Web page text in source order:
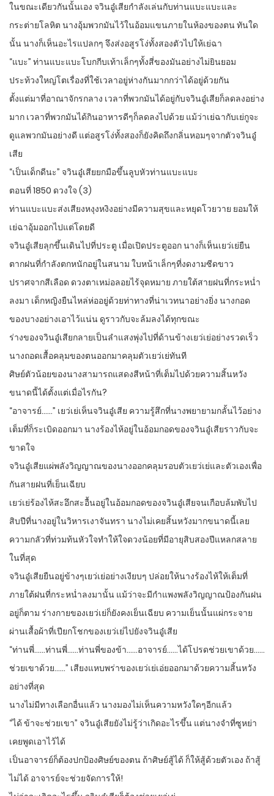
ในขณะเดียวกันนั้นเอง จวินอู๋เสียกำลังเล่นกับท่านแบะแบะและ
กระต่ายโลหิต นางอุ้มพวกมันไว้ในอ้อมแขนภายในห้องของตน ทันใด
นั้น นางก็เห็นอะไรแปลกๆ จึงส่งอสูรโง่ทั้งสองตัวไปให้เย่ฉา
“แบะ” ท่านแบะแบะโบกกีบเท้าเล็กๆทั้งสี่ของมันอย่างไม่ยินยอม
ประท้วงใหญ่โตเรื่องที่ใช้เวลาอยู่ห่างกันมากกว่าได้อยู่ด้วยกัน
ตั้งแต่มาที่อาณาจักรกลาง เวลาที่พวกมันได้อยู่กับจวินอู๋เสียก็ลดลงอย่าง
มาก เวลาที่พวกมันได้กินอาหารดีๆก็ลดลงไปด้วย แม้ว่าเย่ฉากับเย่กูจะ
ดูแลพวกมันอย่างดี แต่อสูรโง่ทั้งสองก็ยังคิดถึงกลิ่นหอมๆจากตัวจวินอู๋
เสีย
“เป็นเด็กดีนะ” จวินอู๋เสียยกมือขึ้นลูบหัวท่านแบะแบะ
ตอนที่ 1850 ดวงใจ (3)
ท่านแบะแบะส่งเสียงหงุงหงิงอย่างมีความสุขและหยุดโวยวาย ยอมให้
เย่ฉาอุ้มออกไปแต่โดยดี
จวินอู๋เสียลุกขึ้นเดินไปที่ประตู เมื่อเปิดประตูออก นางก็เห็นเยว่เย่ยืน
ตากฝนที่กำลังตกหนักอยู่ในสนาม ใบหน้าเล็กๆที่งดงามซีดขาว
ปราศจากสีเลือด ดวงตาเหม่อลอยไร้จุดหมาย ภายใต้สายฝนที่กระหน่ำ
ลงมา เด็กหญิงยืนไหล่ห่ออยู่ด้วยท่าทางที่น่าเวทนาอย่างยิ่ง นางกอด
ของบางอย่างเอาไว้แน่น ดูราวกับจะล้มลงได้ทุกขณะ
ร่างของจวินอู๋เสียกลายเป็นลำแสงพุ่งไปที่ด้านข้างเยว่เย่อย่างรวดเร็ว
นางถอดเสื้อคลุมของตนออกมาคลุมตัวเยว่เย่ทันที
ศิษย์ตัวน้อยของนางสามารถแสดงสีหน้าที่เต็มไปด้วยความสิ้นหวัง
ขนาดนี้ได้ตั้งแต่เมื่อไรกัน?
“อาจารย์……” เยว่เย่เห็นจวินอู๋เสีย ความรู้สึกที่นางพยายามกลั้นไว้อย่าง
เต็มที่ก็ระเบิดออกมา นางร้องไห้อยู่ในอ้อมกอดของจวินอู๋เสียราวกับจะ
ขาดใจ
จวินอู๋เสียแผ่พลังวิญญาณของนางออกคลุมรอบตัวเยว่เย่และตัวเองเพื่อ
กันสายฝนที่เย็นเฉียบ
เยว่เย่ร้องไห้สะอึกสะอื้นอยู่ในอ้อมกอดของจวินอู๋เสียจนเกือบล้มพับไป
สิบปีที่นางอยู่ในวิหารเงาจันทรา นางไม่เคยสิ้นหวังมากขนาดนี้เลย
ความกลัวที่ท่วมท้นหัวใจทำให้ใจดวงน้อยที่มีอายุสิบสองปีแหลกสลาย
ในที่สุด
จวินอู๋เสียยืนอยู่ข้างๆเยว่เย่อย่างเงียบๆ ปล่อยให้นางร้องไห้ให้เต็มที่
ภายใต้ฝนที่กระหน่ำลงมานั้น แม้ว่าจะมีกำแพงพลังวิญญาณป้องกันฝน
อยู่ก็ตาม ร่างกายของเยว่เย่ก็ยังคงเย็นเฉียบ ความเย็นนั้นแผ่กระจาย
ผ่านเสื้อผ้าที่เปียกโชกของเยว่เย่ไปยังจวินอู๋เสีย
“ท่านพี่……ท่านพี่……ท่านพี่ของข้า……อาจารย์……ได้โปรดช่วยเขาด้วย……
ช่วยเขาด้วย……” เสียงแหบพร่าของเยว่เย่เอ่ยออกมาด้วยความสิ้นหวัง
อย่างที่สุด
นางไม่มีทางเลือกอื่นแล้ว นางมองไม่เห็นความหวังใดๆอีกแล้ว
“ได้ ข้าจะช่วยเขา” จวินอู๋เสียยังไม่รู้ว่าเกิดอะไรขึ้น แต่นางจำที่ซูหย่า
เคยพูดเอาไว้ได้
เป็นอาจารย์ก็ต้องปกป้องศิษย์ของตน ถ้าศิษย์สู้ได้ ก็ให้สู้ด้วยตัวเอง ถ้าสู้
ไม่ได้ อาจารย์จะช่วยจัดการให้!